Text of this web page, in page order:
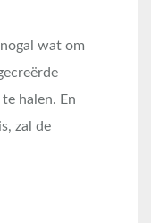
wat om
halen. En
zal de